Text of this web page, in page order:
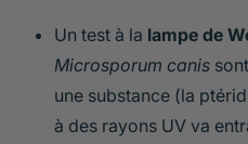
Un test à la lampe de
Microsporum canis
une substance (la
à des rayons UV va